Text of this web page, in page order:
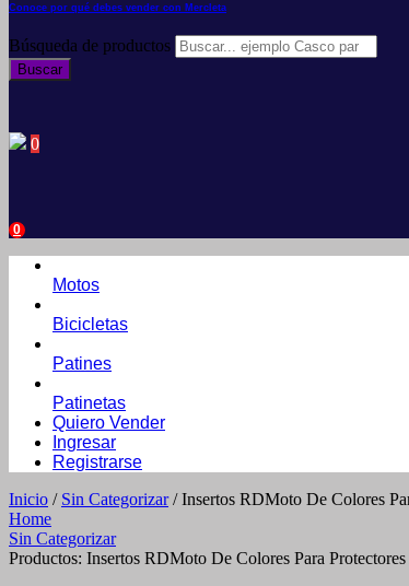
Conoce por qué debes vender con Mercleta
Búsqueda de productos
Buscar
0
0
Motos
Bicicletas
Patines
Patinetas
Quiero Vender
Ingresar
Registrarse
Inicio / Sin Categorizar/ Insertos RDMoto De Colores
Home
Sin Categorizar
Productos: Insertos RDMoto De Colores Para